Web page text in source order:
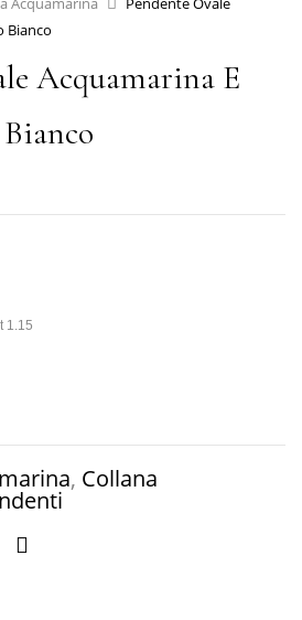
Bianco
Acquamarina E
1.15
, Collana